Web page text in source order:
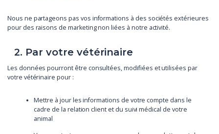
Nous ne partageons pas vos informations à des sociétés extérieures
pour des raisons de marketing non liées à notre activité.
2. Par votre vétérinaire
Les données pourront être consultées, modifiées et utilisées par
votre vétérinaire pour :
Mettre à jour les informations de votre compte dans le
cadre de la relation client et du suivi médical de votre
animal